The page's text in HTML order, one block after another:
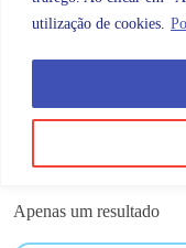
utilização de cookies.
Categorias
calcanheiras
Apenas um resultado